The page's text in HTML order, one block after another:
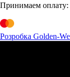
Принимаем оплату:
Розробка Golden-